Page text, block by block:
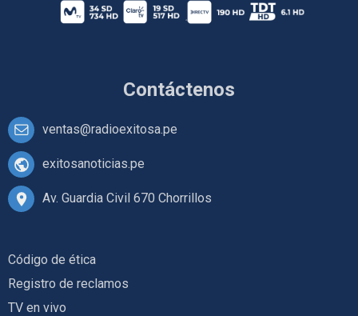
Contáctenos
ventas@radioexitosa.pe
exitosanoticias.pe
Av. Guardia Civil 670 Chorrillos
Código de ética
Registro de reclamos
TV en vivo